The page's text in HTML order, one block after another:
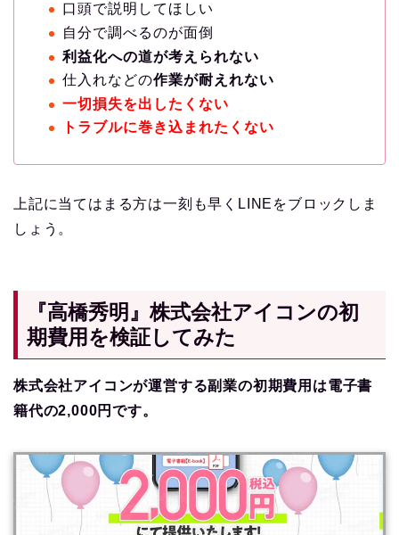
口頭で説明してほしい
自分で調べるのが面倒
利益化への道が考えられない
仕入れなどの作業が耐えれない
一切損失を出したくない
トラブルに巻き込まれたくない
上記に当てはまる方は一刻も早くLINEをブロックしま
しょう。
『高橋秀明』株式会社アイコンの初
期費用を検証してみた
株式会社アイコンが運営する副業の初期費用は電子書
籍代の2,000円です。